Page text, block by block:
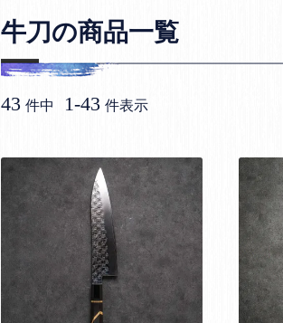
牛刀の商品一覧
43 件中 1-43 件表示